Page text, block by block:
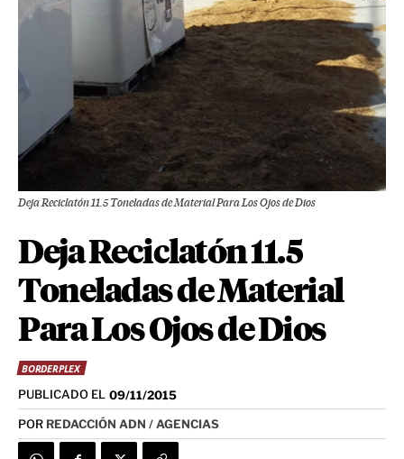
Deja Reciclatón 11.5 Toneladas de Material Para Los Ojos de Dios
Deja Reciclatón 11.5
Toneladas de Material
Para Los Ojos de Dios
BORDERPLEX
PUBLICADO EL 09/11/2015
POR REDACCIÓN ADN / AGENCIAS